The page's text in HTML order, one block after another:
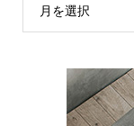
月を選択